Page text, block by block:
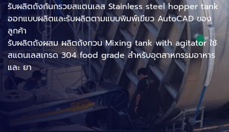
รับผลิตถังก้นกรวยสแตนเลส Stainless steel hopper tank
ออกแบบผลิตและรับผลิตตามแบบพิมพ์เขียว AutoCAD ของ
ลูกค้า
รับผลิตถังผสม ผลิตถังกวน Mixing tank with agitator ใช้
สแตนเลสเกรด 304 food grade สำหรับอุตสาหกรรมอาหาร
และ ยา